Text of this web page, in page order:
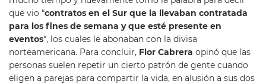
que vio “contratos en el Sur que la llevaban contratada
para los fines de semana y que esté presente en
eventos“, los cuales le abonaban con la divisa
norteamericana. Para concluir, Flor Cabrera opinó que las
personas suelen repetir un cierto patrón de gente cuando
eligen a parejas para compartir la vida, en alusión a sus dos